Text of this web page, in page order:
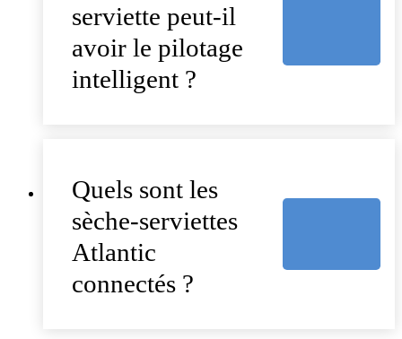
serviette peut-il
avoir le pilotage
intelligent ?
Quels sont les
sèche-serviettes
Atlantic
connectés ?